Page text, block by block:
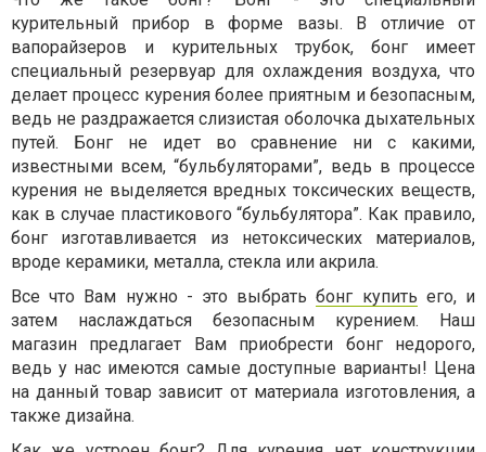
курительный прибор в форме вазы. В отличие от
вапорайзеров и курительных трубок, бонг имеет
специальный резервуар для охлаждения воздуха, что
делает процесс курения более приятным и безопасным,
ведь не раздражается слизистая оболочка дыхательных
путей. Бонг не идет во сравнение ни с какими,
известными всем, “бульбуляторами”, ведь в процессе
курения не выделяется вредных токсических веществ,
как в случае пластикового “бульбулятора”. Как правило,
бонг изготавливается из нетоксических материалов,
вроде керамики, металла, стекла или акрила.
Все что Вам нужно - это выбратьбонг купить его, и
затем наслаждаться безопасным курением. Наш
магазин предлагает Вам приобрести бонг недорого,
ведь у нас имеются самые доступные варианты! Цена
на данный товар зависит от материала изготовления, а
также дизайна.